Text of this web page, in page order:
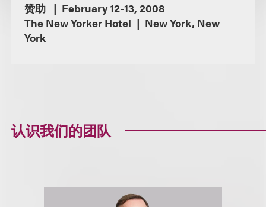
赞助
February 12-13, 2008
The New Yorker Hotel
New York, New
York
认识我们的团队